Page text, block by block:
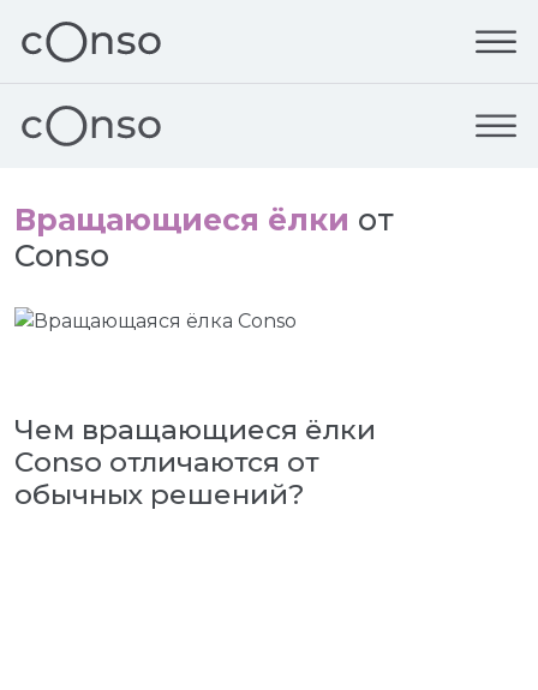
Вращающиеся ёлки от
Conso
Чем вращающиеся ёлки
Conso отличаются от
обычных решений?